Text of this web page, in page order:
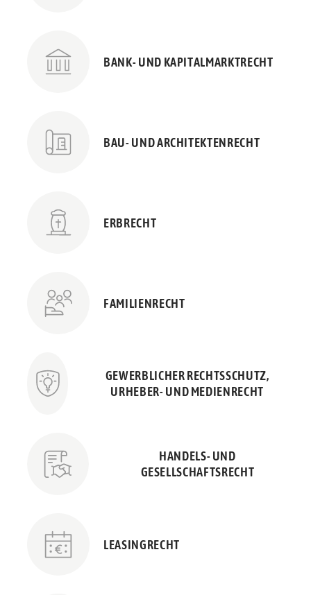
BANK- UND KAPITALMARKTRECHT
BAU- UND ARCHITEKTENRECHT
ERBRECHT
FAMILIENRECHT
GEWERBLICHER RECHTSSCHUTZ,
URHEBER- UND MEDIENRECHT
HANDELS- UND
GESELLSCHAFTSRECHT
LEASINGRECHT